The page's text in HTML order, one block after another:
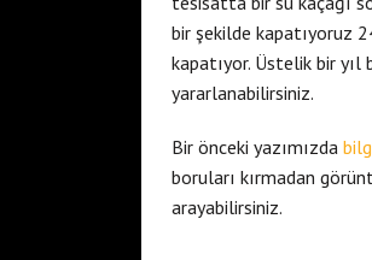
bir şekilde kapatıyoruz
kapatıyor. Üstelik bir
yararlanabilirsiniz.
Bir önceki yazımızda
boruları kırmadan
arayabilirsiniz.